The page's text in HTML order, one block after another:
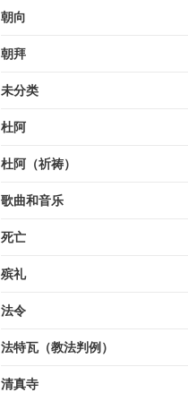
朝向
朝拜
未分类
杜阿
杜阿（祈祷）
歌曲和音乐
死亡
殡礼
法令
法特瓦（教法判例）
清真寺